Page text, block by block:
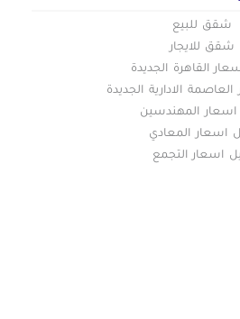
شقق للبيع
شقق للايجار
القاهرة الجديدة
الادارية الجديدة
اسعار المهندسين
اسعار المعادي
اسعار التجمع